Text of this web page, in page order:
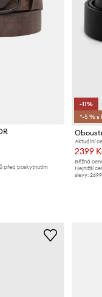
před poskytnutím
-11%
*-5 % s
Aktuální
2399
Běžná
Nejnižší
slevy: